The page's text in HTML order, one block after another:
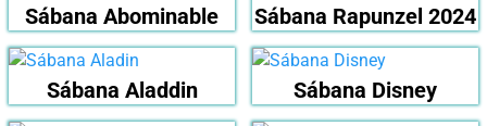
Sábana Abominable Sábana Rapunzel 2024
Sábana Aladdin Sábana Disney